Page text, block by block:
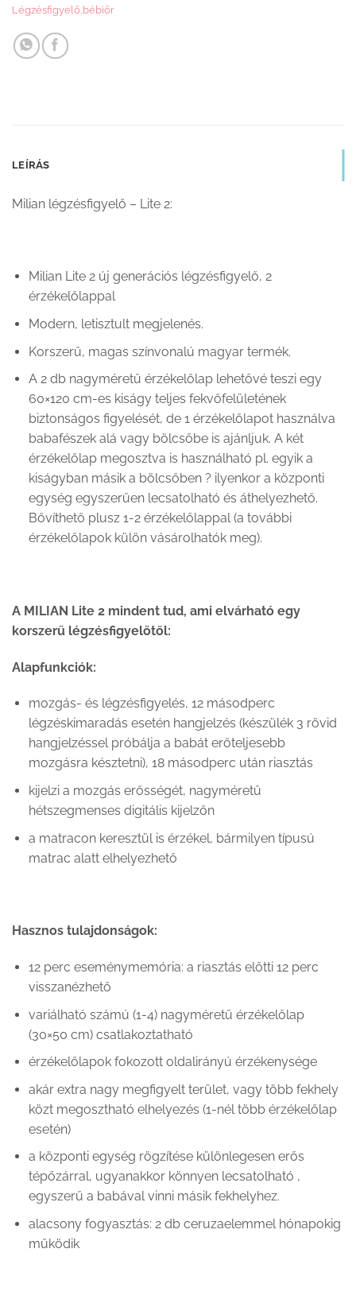
Légzésfigyelő,bébiőr
LEÍRÁS
Milian légzésfigyelő – Lite 2:
Milian Lite 2 új generációs légzésfigyelő, 2
érzékelőlappal
Modern, letisztult megjelenés.
Korszerű, magas színvonalú magyar termék.
A 2 db nagyméretű érzékelőlap lehetővé teszi egy
60×120 cm-es kiságy teljes fekvőfelületének
biztonságos figyelését, de 1 érzékelőlapot használva
babafészek alá vagy bölcsőbe is ajánljuk. A két
érzékelőlap megosztva is használható pl. egyik a
kiságyban másik a bölcsőben ? ilyenkor a központi
egység egyszerűen lecsatolható és áthelyezhető.
Bővíthető plusz 1-2 érzékelőlappal (a további
érzékelőlapok külön vásárolhatók meg).
A MILIAN Lite 2 mindent tud, ami elvárható egy
korszerű légzésfigyelőtől:
Alapfunkciók:
mozgás- és légzésfigyelés, 12 másodperc
légzéskimaradás esetén hangjelzés (készülék 3 rövid
hangjelzéssel próbálja a babát erőteljesebb
mozgásra késztetni), 18 másodperc után riasztás
kijelzi a mozgás erősségét, nagyméretű
hétszegmenses digitális kijelzőn
a matracon keresztül is érzékel, bármilyen típusú
matrac alatt elhelyezhető
Hasznos tulajdonságok:
12 perc eseménymemória: a riasztás előtti 12 perc
visszanézhető
variálható számú (1-4) nagyméretű érzékelőlap
(30×50 cm) csatlakoztatható
érzékelőlapok fokozott oldalirányú érzékenysége
akár extra nagy megfigyelt terület, vagy több fekhely
közt megosztható elhelyezés (1-nél több érzékelőlap
esetén)
a központi egység rögzítése különlegesen erős
tépőzárral, ugyanakkor könnyen lecsatolható ,
egyszerű a babával vinni másik fekhelyhez.
alacsony fogyasztás: 2 db ceruzaelemmel hónapokig
működik